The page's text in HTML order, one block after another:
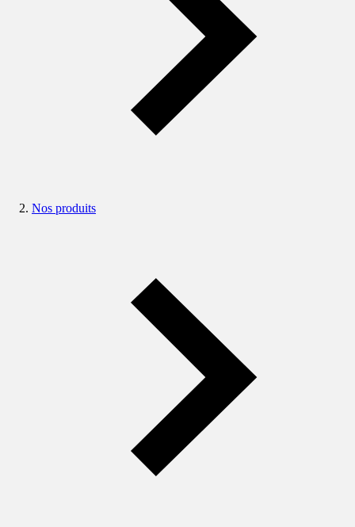
Nos produits